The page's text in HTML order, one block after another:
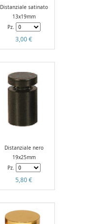
Distanziale satinato
13x19mm
Pz.
3,00 €
Distanziale nero
19x25mm
Pz.
5,80 €